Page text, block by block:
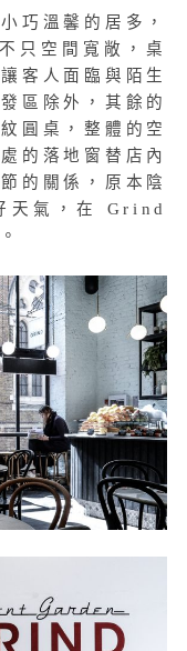
巧溫馨的居多，
空間寬敞，桌
客人面臨與陌生
區除外，其餘的
圓桌，整體的空
的落地窗替店內
的關係，原本陰
天氣，在 Grind